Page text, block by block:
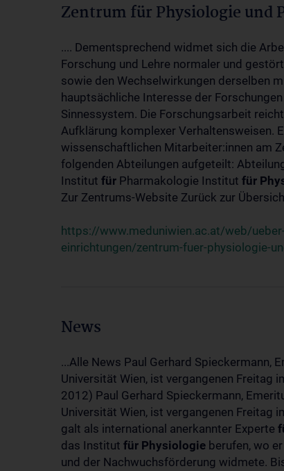
Zentrum für Physiologie und
.... Dementsprechend widmet sich die
Forschung und Lehre normaler und
sowie den Wechselwirkungen derselben
hauptsächliche Interesse der
Sinnessystem. Die Forschungsarbeit
Aufklärung komplexer Verhaltensweisen.
wissenschaftlichen Mitarbeiter:innen am
folgenden Abteilungen aufgeteilt:
Institut für Pharmakologie Institut für
Zur Zentrums-Website Zurück zur
https://www.meduniwien.ac.at/web/
einrichtungen/zentrum-fuer-physiologie-
News
...Alle News Paul Gerhard Spieckermann,
Universität Wien, ist vergangenen Freitag
2012) Paul Gerhard Spieckermann,
Universität Wien, ist vergangenen Freitag
galt als international anerkannter Experte
das Institut für Physiologie berufen, wo
und der Nachwuchsförderung widmete.